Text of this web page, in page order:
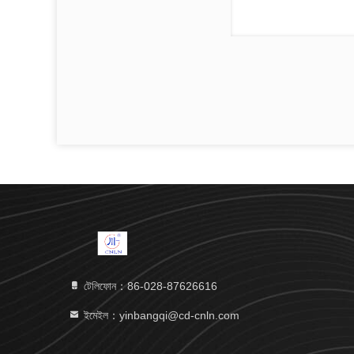
টেলিফোন：86-028-87626616
ইমেইল：yinbangqi@cd-cnln.com